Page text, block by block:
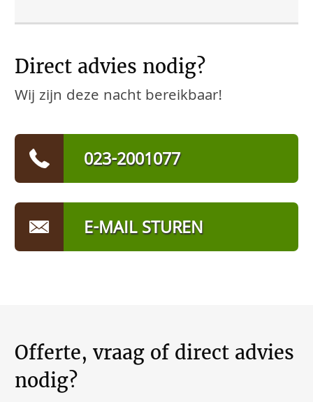
Direct advies nodig?
Wij zijn deze nacht bereikbaar!
023-2001077
E-MAIL STUREN
Offerte, vraag of direct advies
nodig?